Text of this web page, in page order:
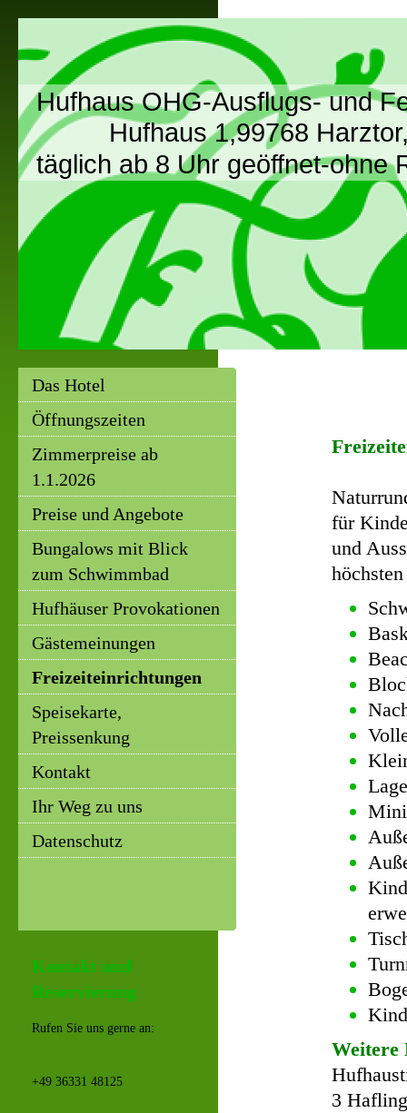
Hufhaus OHG-Ausflugs- und
Hufhaus 1,99768 Harztor,
täglich ab 8 Uhr geöffnet-ohne
für
und
Weitere
3
Das Hotel
Öffnungszeiten
Zimmerpreise ab
1.1.2026
Preise und Angebote
Bungalows mit Blick
zum Schwimmbad
Hufhäuser Provokationen
Gästemeinungen
Freizeiteinrichtungen
Speisekarte,
Preissenkung
Kontakt
Ihr Weg zu uns
Datenschutz
Kontakt und
Reservierung
Rufen Sie uns gerne an:
+49 36331 48125